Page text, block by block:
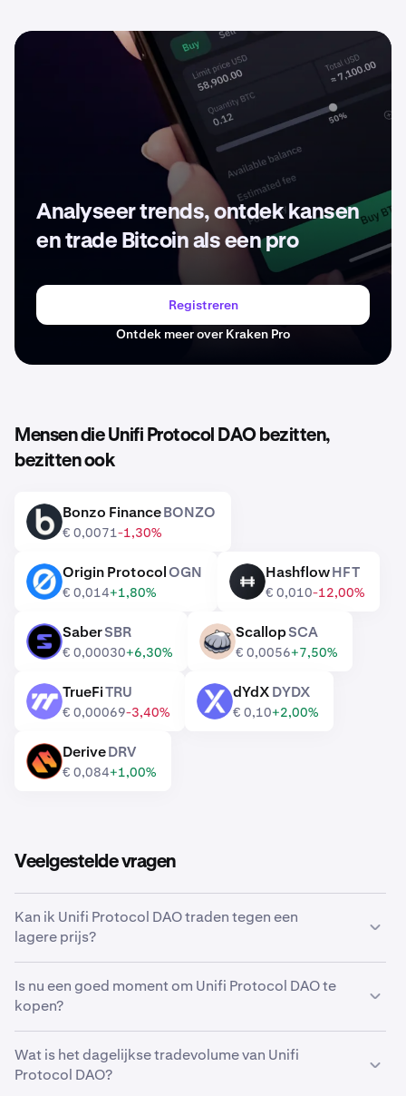
Analyseer trends, ontdek kansen
en trade Bitcoin als een pro
Registreren
Ontdek meer over Kraken Pro
Mensen die Unifi Protocol DAO bezitten,
bezitten ook
BONZO Bonzo FinanceBONZO
€ 0,0071-1,30%
OGN Origin ProtocolOGN
€ 0,014+1,80%
HFT HashflowHFT
€ 0,010-12,00%
SBR SaberSBR
€ 0,00030+6,30%
SCA ScallopSCA
€ 0,0056+7,50%
TRU TrueFiTRU
€ 0,00069-3,40%
DYDX dYdXDYDX
€ 0,10+2,00%
DRV DeriveDRV
€ 0,084+1,00%
Veelgestelde vragen
Kan ik Unifi Protocol DAO traden tegen een
lagere prijs?
automatisch Unifi Protocol DAO te kopen als het een
lagere prijs bereikt.
Is nu een goed moment om Unifi Protocol DAO te
kopen?
waardoor veel traders in plaats daarvan kiezen voor een
dollar-cost average
Wat is het dagelijkse tradevolume van Unifi
Protocol DAO?